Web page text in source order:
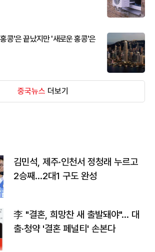
콩'은 끝났지만 '새로운 홍콩'은
중국뉴스 더보기
김민석, 제주·인천서 정청래 누르고
2승째…2대1 구도 완성
李 "결혼, 희망찬 새 출발돼야"… 대
출·청약 '결혼 페널티' 손본다